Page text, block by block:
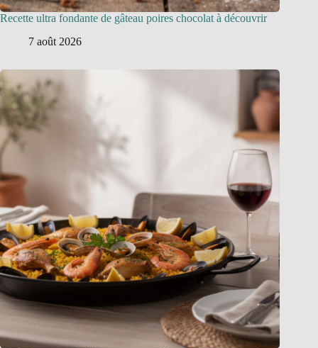
Recette ultra fondante de gâteau poires chocolat à découvrir
7 août 2026